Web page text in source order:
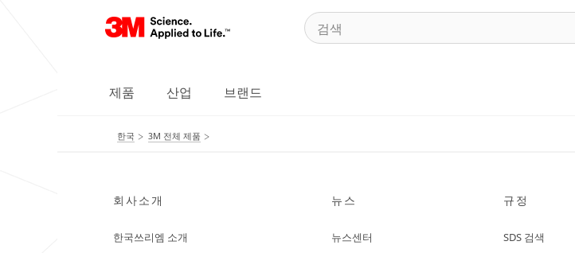
제품 산업 브랜드
한국 3M 전체 제품
회사소개
한국쓰리엠 소개
뉴스
뉴스센터
규정
SDS 검색